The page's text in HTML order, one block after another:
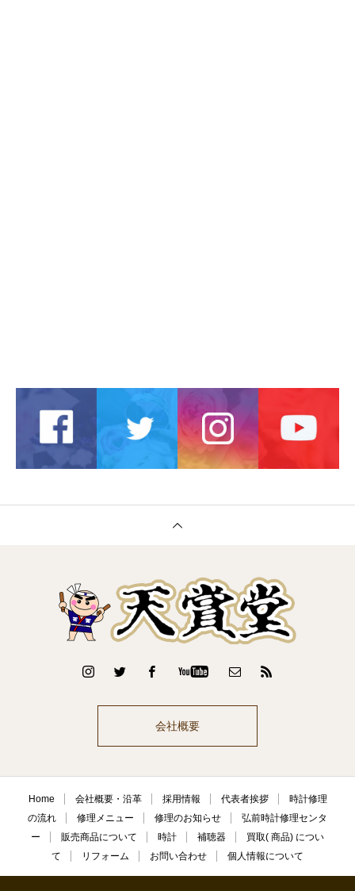
会社概要
Home 会社概要・沿革 採用情報 代表者挨拶
時計修理
の流れ
修理メニュー 修理のお知らせ
弘前時計修理センタ
ー
販売商品について 時計 補聴器
買取( 商品) につい
て
リフォーム お問い合わせ 個人情報について